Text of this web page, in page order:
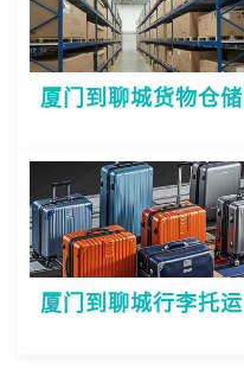
厦门到聊城货物仓储
厦门到聊城行李托运